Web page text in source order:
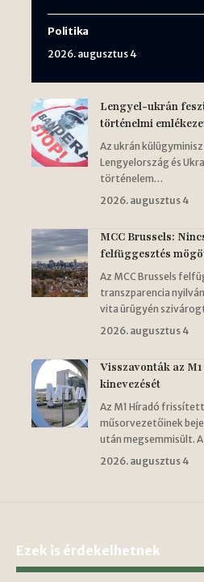
Politika
2026. augusztus 4
Lengyel-ukrán
történelmi
Az ukrán
Lengyelország és
történelem…
2026. augusztus 4
MCC Brussels:
felfüggesztés
Az MCC Brussels
transzparencia
vita ürügyén
2026. augusztus 4
Visszavonták az
kinevezését
Az M1 Híradó
műsorvezetőinek
után megsemmisült.
2026. augusztus 4
Ezek is érdekelhetnek